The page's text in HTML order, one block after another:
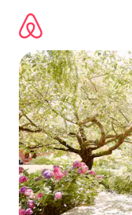
para
conteúdo